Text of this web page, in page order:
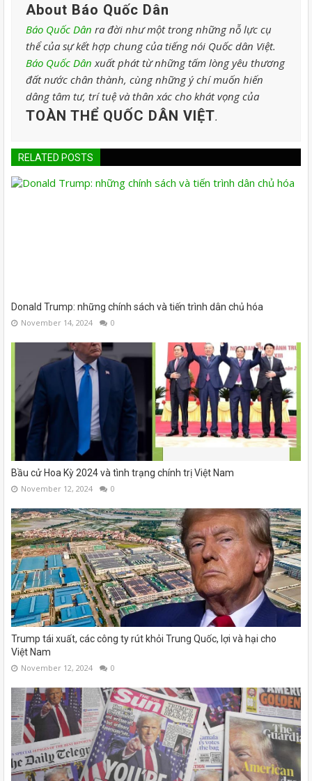
About Báo Quốc Dân
Báo Quốc Dân ra đời như một trong những nỗ lực cụ
thể của sự kết hợp chung của tiếng nói Quốc dân Việt.
Báo Quốc Dân xuất phát từ những tấm lòng yêu thương
đất nước chân thành, cùng những ý chí muốn hiến
dâng tâm tư, trí tuệ và thân xác cho khát vọng của
TOÀN THỂ QUỐC DÂN VIỆT.
RELATED POSTS
Donald Trump: những chính sách và tiến trình dân chủ hóa
November 14, 2024 0
Bầu cử Hoa Kỳ 2024 và tình trạng chính trị Việt Nam
November 12, 2024 0
Trump tái xuất, các công ty rút khỏi Trung Quốc, lợi và hại cho
Việt Nam
November 12, 2024 0